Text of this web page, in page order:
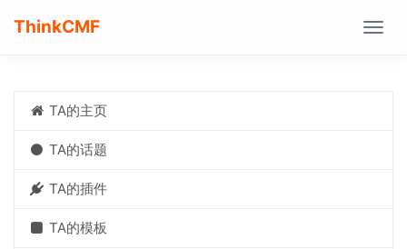
ThinkCMF
TA的主页
TA的话题
TA的插件
TA的模板